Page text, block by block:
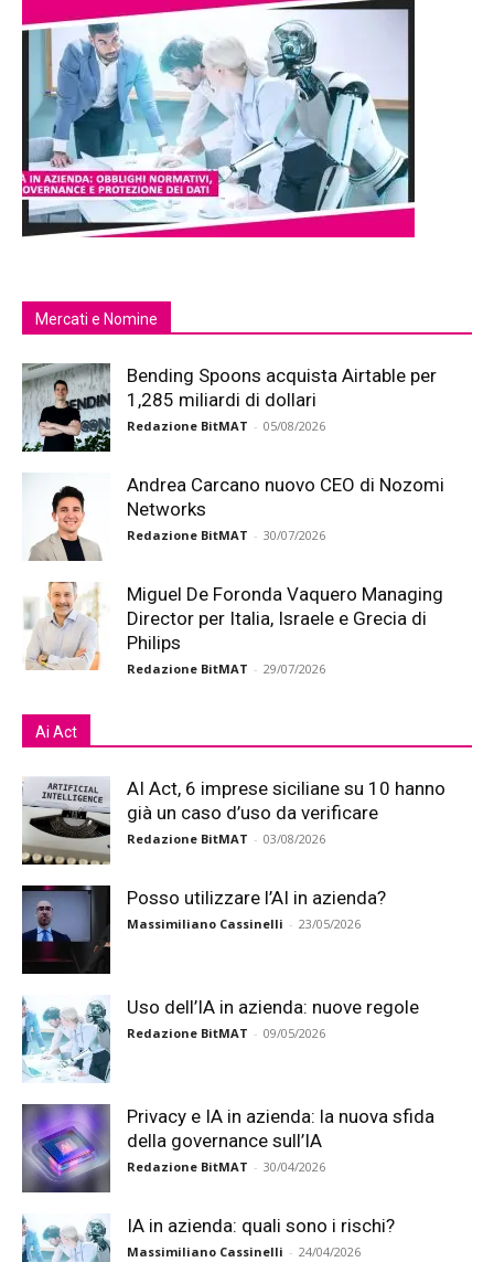
Mercati e Nomine
Bending Spoons acquista Airtable per
1,285 miliardi di dollari
Redazione BitMAT - 05/08/2026
Andrea Carcano nuovo CEO di Nozomi
Networks
Redazione BitMAT - 30/07/2026
Miguel De Foronda Vaquero Managing
Director per Italia, Israele e Grecia di
Philips
Redazione BitMAT - 29/07/2026
Ai Act
AI Act, 6 imprese siciliane su 10 hanno
già un caso d’uso da verificare
Redazione BitMAT - 03/08/2026
Posso utilizzare l’AI in azienda?
Massimiliano Cassinelli - 23/05/2026
Uso dell’IA in azienda: nuove regole
Redazione BitMAT - 09/05/2026
Privacy e IA in azienda: la nuova sfida
della governance sull’IA
Redazione BitMAT - 30/04/2026
IA in azienda: quali sono i rischi?
Massimiliano Cassinelli - 24/04/2026